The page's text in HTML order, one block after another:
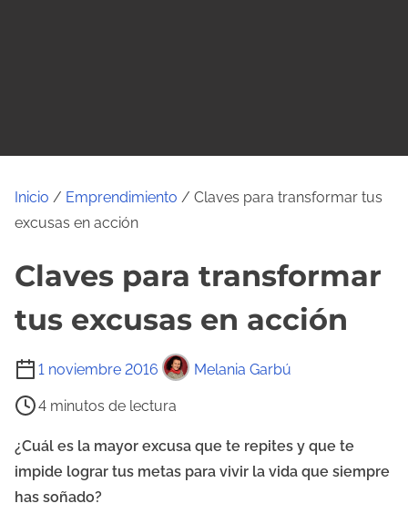
Inicio / Emprendimiento / Claves para transformar tus
excusas en acción
Claves para transformar
tus excusas en acción
1 noviembre 2016 Melania Garbú
T
e
m
p
o
4 minutos de lectura
¿Cuál es la mayor excusa que te repites y que te
impide lograr tus metas para vivir la vida que siempre
has soñado?